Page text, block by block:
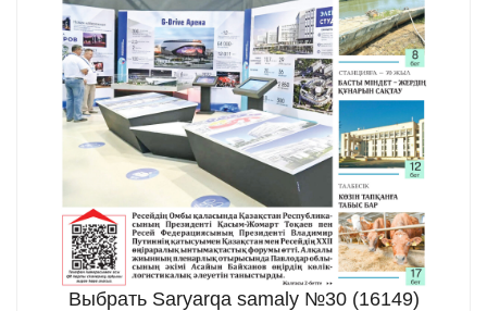
Выбрать Saryarqa samaly №30 (16149)